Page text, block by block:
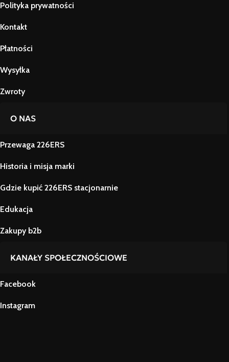
Polityka prywatności
Kontakt
Płatności
Wysyłka
Zwroty
O NAS
Przewaga 226ERS
Historia i misja marki
Gdzie kupić 226ERS stacjonarnie
Edukacja
Zakupy b2b
KANAŁY SPOŁECZNOŚCIOWE
Facebook
Instagram